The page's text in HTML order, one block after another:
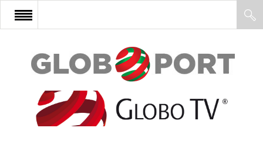
FŐOLDAL
AFRIKA